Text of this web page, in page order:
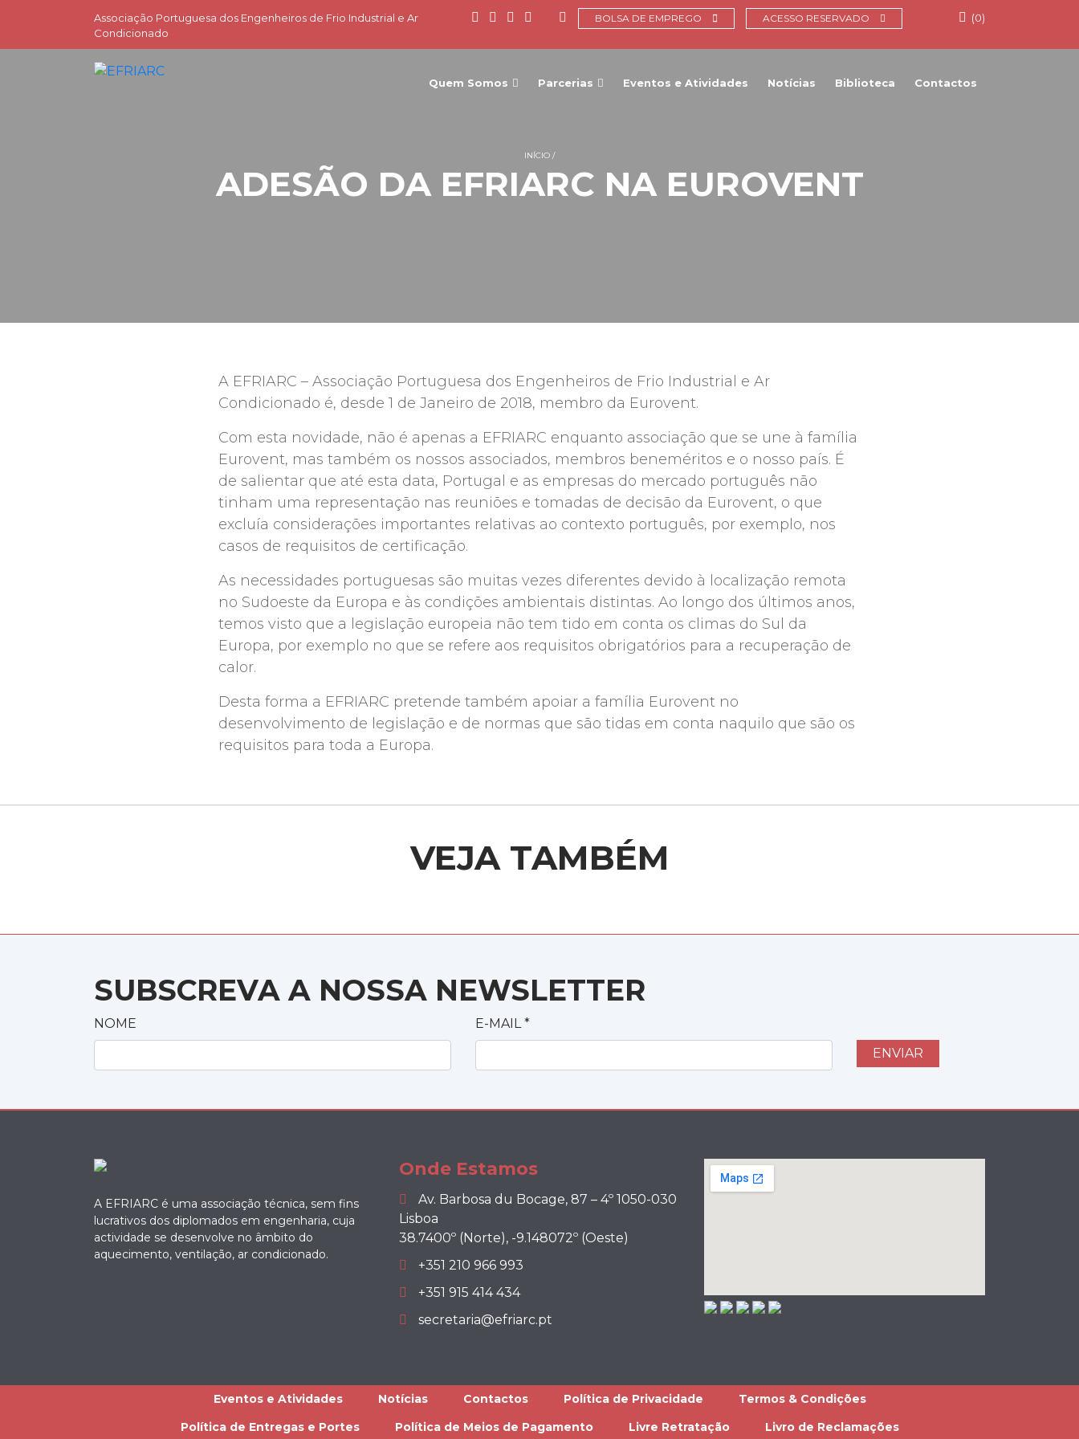
Associação Portuguesa dos Engenheiros de Frio Industrial e Ar
Condicionado
BOLSA DE EMPREGO ACESSO RESERVADO (0)
Quem Somos Parcerias Eventos e Atividades Notícias Biblioteca Contactos
INÍCIO
ADESÃO DA EFRIARC NA EUROVENT
A EFRIARC – Associação Portuguesa dos Engenheiros de Frio Industrial e Ar
Condicionado é, desde 1 de Janeiro de 2018, membro da Eurovent.
Com esta novidade, não é apenas a EFRIARC enquanto associação que se une à família
Eurovent, mas também os nossos associados, membros beneméritos e o nosso país. É
de salientar que até esta data, Portugal e as empresas do mercado português não
tinham uma representação nas reuniões e tomadas de decisão da Eurovent, o que
excluía considerações importantes relativas ao contexto português, por exemplo, nos
casos de requisitos de certificação.
As necessidades portuguesas são muitas vezes diferentes devido à localização remota
no Sudoeste da Europa e às condições ambientais distintas. Ao longo dos últimos anos,
temos visto que a legislação europeia não tem tido em conta os climas do Sul da
Europa, por exemplo no que se refere aos requisitos obrigatórios para a recuperação de
calor.
Desta forma a EFRIARC pretende também apoiar a família Eurovent no
desenvolvimento de legislação e de normas que são tidas em conta naquilo que são os
requisitos para toda a Europa.
VEJA TAMBÉM
SUBSCREVA A NOSSA NEWSLETTER
NOME E-MAIL*
A EFRIARC é uma associação técnica, sem fins
lucrativos dos diplomados em engenharia, cuja
actividade se desenvolve no âmbito do
aquecimento, ventilação, ar condicionado.
Onde Estamos
Av. Barbosa du Bocage, 87 – 4º 1050-030
Lisboa
38.7400º (Norte), -9.148072º (Oeste)
+351 210 966 993
+351 915 414 434
secretaria@efriarc.pt
Eventos e Atividades Notícias Contactos Política de Privacidade
Termos & Condições
Política de Entregas e Portes
Política de Meios de Pagamento Livre Retratação Livro de Reclamações